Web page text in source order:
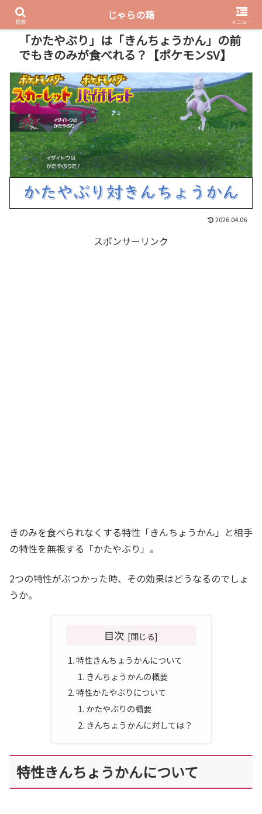
PR
「かたやぶり」は「きんちょうかん」の前
でもきのみが食べれる？【ポケモンSV】
2026.04.06
スポンサーリンク
きのみを食べられなくする特性「きんちょうかん」と相手
の特性を無視する「かたやぶり」。
2つの特性がぶつかった時、その効果はどうなるのでしょ
うか。
目次
特性きんちょうかんについて
きんちょうかんの概要
特性かたやぶりについて
かたやぶりの概要
きんちょうかんに対しては？
特性きんちょうかんについて
検索
じゃらの箱
メニュー